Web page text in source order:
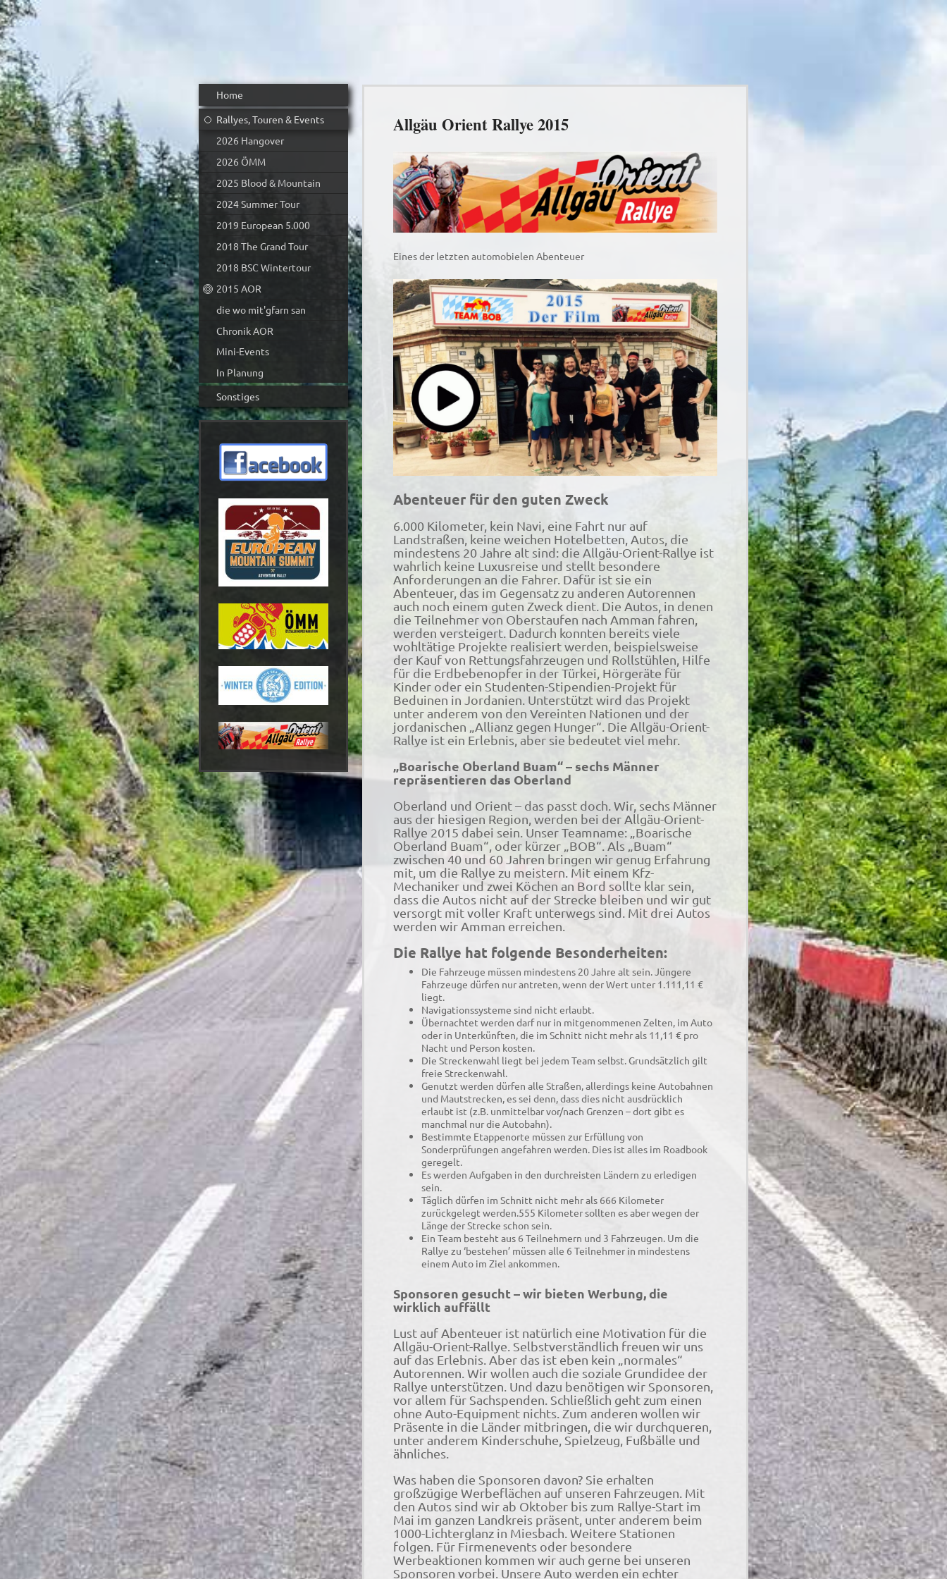
Home
Rallyes, Touren & Events
2026 Hangover
2026 ÖMM
2025 Blood & Mountain
2024 Summer Tour
2019 European 5.000
2018 The Grand Tour
2018 BSC Wintertour
2015 AOR
die wo mit'gfarn san
Chronik AOR
Mini-Events
In Planung
Sonstiges
Allgäu Orient Rallye 2015
Eines der letzten automobielen Abenteuer
Abenteuer für den guten Zweck
6.000 Kilometer, kein Navi, eine Fahrt nur auf
Landstraßen, keine weichen Hotelbetten, Autos, die
mindestens 20 Jahre alt sind: die Allgäu-Orient-Rallye ist
wahrlich keine Luxusreise und stellt besondere
Anforderungen an die Fahrer. Dafür ist sie ein
Abenteuer, das im Gegensatz zu anderen Autorennen
auch noch einem guten Zweck dient. Die Autos, in denen
die Teilnehmer von Oberstaufen nach Amman fahren,
werden versteigert. Dadurch konnten bereits viele
wohltätige Projekte realisiert werden, beispielsweise
der Kauf von Rettungsfahrzeugen und Rollstühlen, Hilfe
für die Erdbebenopfer in der Türkei, Hörgeräte für
Kinder oder ein Studenten-Stipendien-Projekt für
Beduinen in Jordanien. Unterstützt wird das Projekt
unter anderem von den Vereinten Nationen und der
jordanischen „Allianz gegen Hunger“. Die Allgäu-Orient-
Rallye ist ein Erlebnis, aber sie bedeutet viel mehr.
„Boarische Oberland Buam“ – sechs Männer
repräsentieren das Oberland
Oberland und Orient – das passt doch. Wir, sechs Männer
aus der hiesigen Region, werden bei der Allgäu-Orient-
Rallye 2015 dabei sein. Unser Teamname: „Boarische
Oberland Buam“, oder kürzer „BOB“. Als „Buam“
zwischen 40 und 60 Jahren bringen wir genug Erfahrung
mit, um die Rallye zu meistern. Mit einem Kfz-
Mechaniker und zwei Köchen an Bord sollte klar sein,
dass die Autos nicht auf der Strecke bleiben und wir gut
versorgt mit voller Kraft unterwegs sind. Mit drei Autos
werden wir Amman erreichen.
Die Rallye hat folgende Besonderheiten:
Die Fahrzeuge müssen mindestens 20 Jahre alt sein. Jüngere
Fahrzeuge dürfen nur antreten, wenn der Wert unter 1.111,11 €
liegt.
Navigationssysteme sind nicht erlaubt.
Übernachtet werden darf nur in mitgenommenen Zelten, im Auto
oder in Unterkünften, die im Schnitt nicht mehr als 11,11 € pro
Nacht und Person kosten.
Die Streckenwahl liegt bei jedem Team selbst. Grundsätzlich gilt
freie Streckenwahl.
Genutzt werden dürfen alle Straßen, allerdings keine Autobahnen
und Mautstrecken, es sei denn, dass dies nicht ausdrücklich
erlaubt ist (z.B. unmittelbar vor/nach Grenzen – dort gibt es
manchmal nur die Autobahn).
Bestimmte Etappenorte müssen zur Erfüllung von
Sonderprüfungen angefahren werden. Dies ist alles im Roadbook
geregelt.
Es werden Aufgaben in den durchreisten Ländern zu erledigen
sein.
Täglich dürfen im Schnitt nicht mehr als 666 Kilometer
zurückgelegt werden.555 Kilometer sollten es aber wegen der
Länge der Strecke schon sein.
Ein Team besteht aus 6 Teilnehmern und 3 Fahrzeugen. Um die
Rallye zu ‘bestehen’ müssen alle 6 Teilnehmer in mindestens
einem Auto im Ziel ankommen.
Sponsoren gesucht – wir bieten Werbung, die
wirklich auffällt
Lust auf Abenteuer ist natürlich eine Motivation für die
Allgäu-Orient-Rallye. Selbstverständlich freuen wir uns
auf das Erlebnis. Aber das ist eben kein „normales“
Autorennen. Wir wollen auch die soziale Grundidee der
Rallye unterstützen. Und dazu benötigen wir Sponsoren,
vor allem für Sachspenden. Schließlich geht zum einen
ohne Auto-Equipment nichts. Zum anderen wollen wir
Präsente in die Länder mitbringen, die wir durchqueren,
unter anderem Kinderschuhe, Spielzeug, Fußbälle und
ähnliches.
Was haben die Sponsoren davon? Sie erhalten
großzügige Werbeflächen auf unseren Fahrzeugen. Mit
den Autos sind wir ab Oktober bis zum Rallye-Start im
Mai im ganzen Landkreis präsent, unter anderem beim
1000-Lichterglanz in Miesbach. Weitere Stationen
folgen. Für Firmenevents oder besondere
Werbeaktionen kommen wir auch gerne bei unseren
Sponsoren vorbei. Unsere Auto werden ein echter